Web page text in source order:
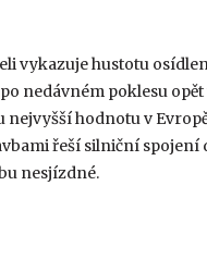
vykazuje hustotu
nedávném poklesu
hodnotu v
řeší silniční spojení
nesjízdné.